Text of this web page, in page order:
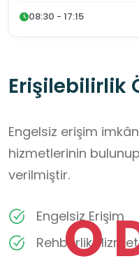
O
08:30 - 17:15
Erişilebilirlik
Engelsiz erişim
hizmetlerinin
verilmiştir.
Engelsiz Erişim
Rehberlik Hizmeti